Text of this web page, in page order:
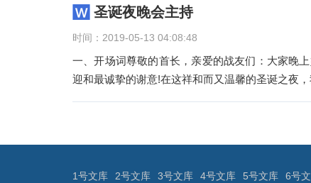
圣诞夜晚会主持
时间：2019-05-13 04:08:48
一、开场词尊敬的首长，亲爱的战友们：大家晚
迎和最诚挚的谢意!在这祥和而又温馨的圣诞之夜
导
1号文库 2号文库 3号文库 4号文库 5号文库 6号